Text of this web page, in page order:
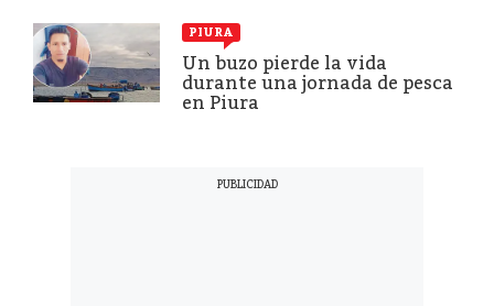
PIURA
Un buzo pierde la vida
durante una jornada de pesca
en Piura